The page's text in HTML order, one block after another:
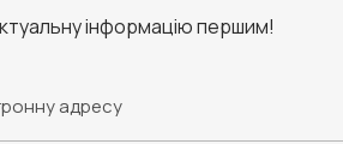
інформацію першим!